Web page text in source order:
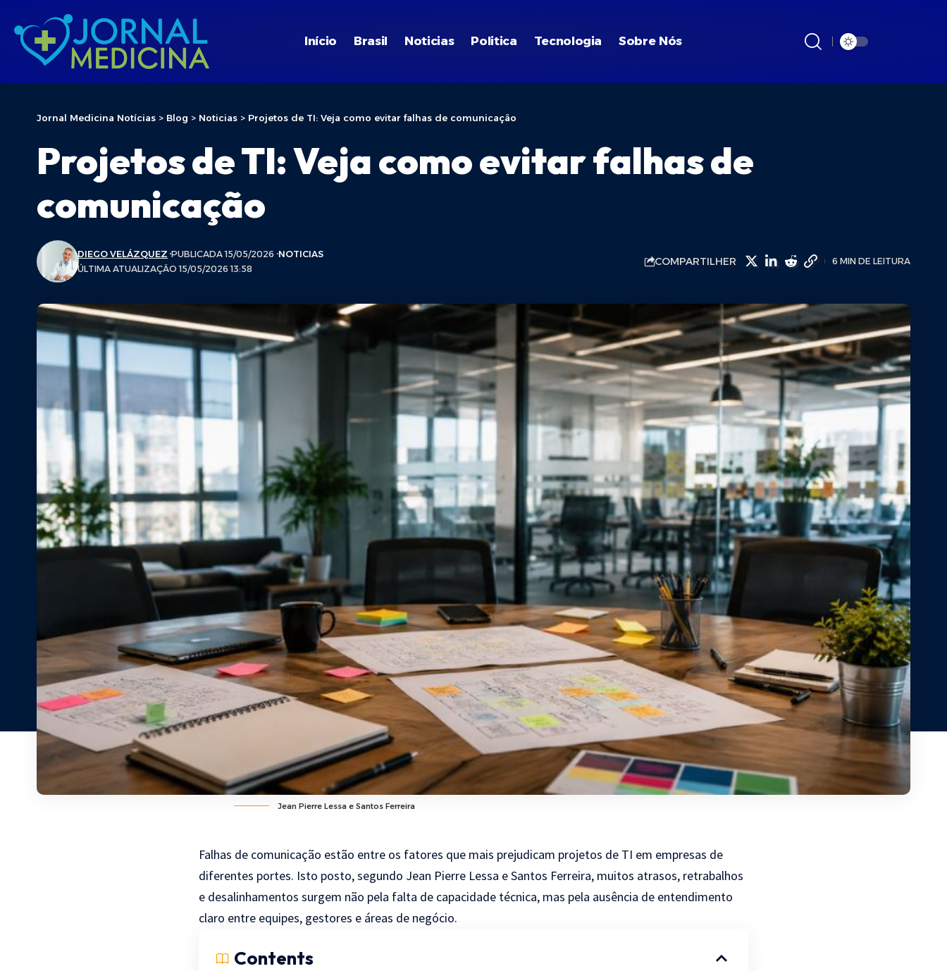
Início Brasil Noticias Politica Tecnologia Sobre Nós
Jornal Medicina Notícias > Blog > Noticias > Projetos de TI: Veja como evitar falhas de comunicação
Projetos de TI: Veja como evitar falhas de
comunicação
ÚLTIMA ATUALIZAÇÃO 15/05/2026 13:58
DIEGO VELÁZQUEZ PUBLICADA 15/05/2026 NOTICIAS
COMPARTILHER 6 MIN DE LEITURA
Jean Pierre Lessa e Santos Ferreira
Falhas de comunicação estão entre os fatores que mais prejudicam projetos de TI em empresas de
diferentes portes. Isto posto, segundo Jean Pierre Lessa e Santos Ferreira, muitos atrasos, retrabalhos
e desalinhamentos surgem não pela falta de capacidade técnica, mas pela ausência de entendimento
claro entre equipes, gestores e áreas de negócio.
Contents